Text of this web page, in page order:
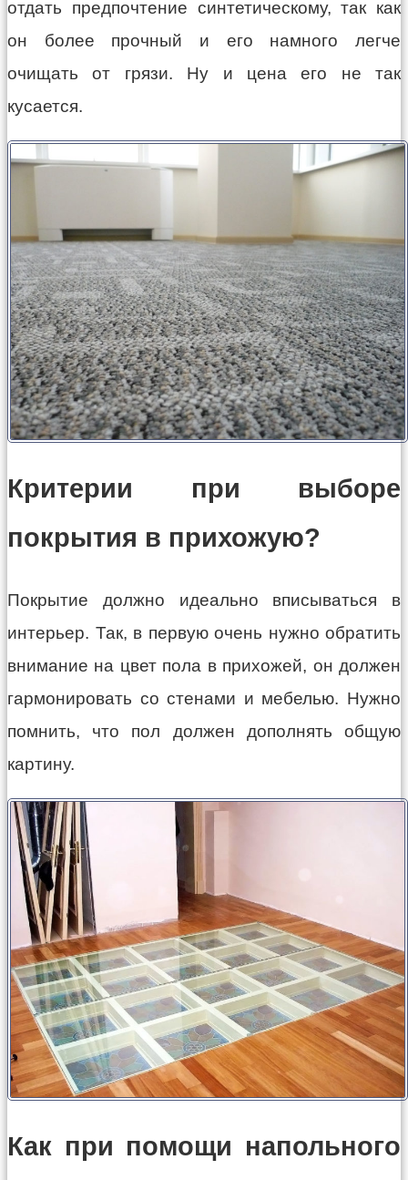
отдать предпочтение синтетическому, так как
он более прочный и его намного легче
очищать от грязи. Ну и цена его не так
кусается.
Критерии при выборе
покрытия в прихожую?
Покрытие должно идеально вписываться в
интерьер. Так, в первую очень нужно обратить
внимание на цвет пола в прихожей, он должен
гармонировать со стенами и мебелью. Нужно
помнить, что пол должен дополнять общую
картину.
Как при помощи напольного